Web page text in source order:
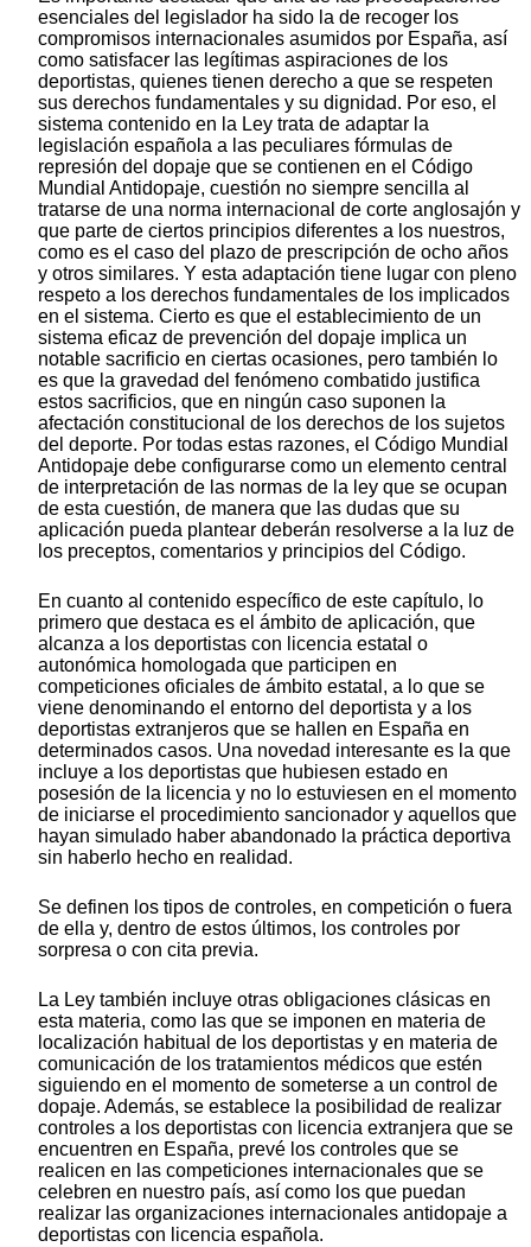
esenciales del legislador ha sido la de recoger los
compromisos internacionales asumidos por España, así
como satisfacer las legítimas aspiraciones de los
deportistas, quienes tienen derecho a que se respeten
sus derechos fundamentales y su dignidad. Por eso, el
sistema contenido en la Ley trata de adaptar la
legislación española a las peculiares fórmulas de
represión del dopaje que se contienen en el Código
Mundial Antidopaje, cuestión no siempre sencilla al
tratarse de una norma internacional de corte anglosajón y
que parte de ciertos principios diferentes a los nuestros,
como es el caso del plazo de prescripción de ocho años
y otros similares. Y esta adaptación tiene lugar con pleno
respeto a los derechos fundamentales de los implicados
en el sistema. Cierto es que el establecimiento de un
sistema eficaz de prevención del dopaje implica un
notable sacrificio en ciertas ocasiones, pero también lo
es que la gravedad del fenómeno combatido justifica
estos sacrificios, que en ningún caso suponen la
afectación constitucional de los derechos de los sujetos
del deporte. Por todas estas razones, el Código Mundial
Antidopaje debe configurarse como un elemento central
de interpretación de las normas de la ley que se ocupan
de esta cuestión, de manera que las dudas que su
aplicación pueda plantear deberán resolverse a la luz de
los preceptos, comentarios y principios del Código.
En cuanto al contenido específico de este capítulo, lo
primero que destaca es el ámbito de aplicación, que
alcanza a los deportistas con licencia estatal o
autonómica homologada que participen en
competiciones oficiales de ámbito estatal, a lo que se
viene denominando el entorno del deportista y a los
deportistas extranjeros que se hallen en España en
determinados casos. Una novedad interesante es la que
incluye a los deportistas que hubiesen estado en
posesión de la licencia y no lo estuviesen en el momento
de iniciarse el procedimiento sancionador y aquellos que
hayan simulado haber abandonado la práctica deportiva
sin haberlo hecho en realidad.
Se definen los tipos de controles, en competición o fuera
de ella y, dentro de estos últimos, los controles por
sorpresa o con cita previa.
La Ley también incluye otras obligaciones clásicas en
esta materia, como las que se imponen en materia de
localización habitual de los deportistas y en materia de
comunicación de los tratamientos médicos que estén
siguiendo en el momento de someterse a un control de
dopaje. Además, se establece la posibilidad de realizar
controles a los deportistas con licencia extranjera que se
encuentren en España, prevé los controles que se
realicen en las competiciones internacionales que se
celebren en nuestro país, así como los que puedan
realizar las organizaciones internacionales antidopaje a
deportistas con licencia española.